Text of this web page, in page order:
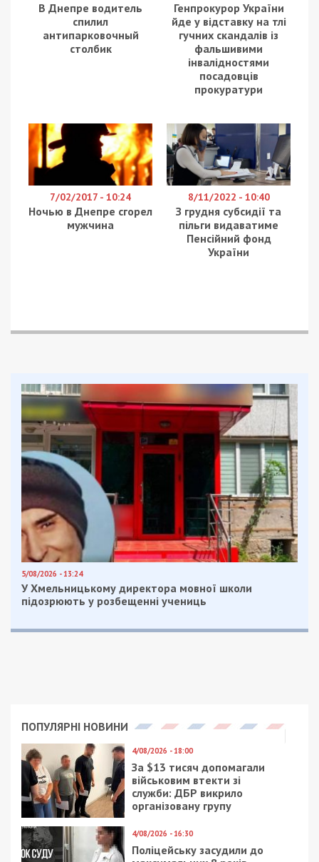
Девушка за рулем Жигулей при пересекании
шоссе не убедилась до конца в движении
транспорта на этом участке дороги, в результате
чего и произошло столкновение с машиной Dacia
Logan, которая ехала по прямой по трассе в
По предварительной информации, пострадавших
нет. Как сообщают очевидец Игорь
пассажир Dacia Logan держалась за голову, но
крови не было.
Facebook
Telegram
Twitter
WhatsApp
Viber
Email
Категории:Головне за день
Метки:авария,Дтп